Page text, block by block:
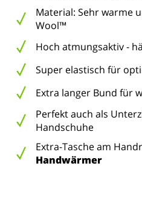
Material: Sehr warme
Wool™
Hoch atmungsaktiv -
Super elastisch für
Extra langer Bund für
Perfekt auch als
Handschuhe
Extra-Tasche am
Handwärmer